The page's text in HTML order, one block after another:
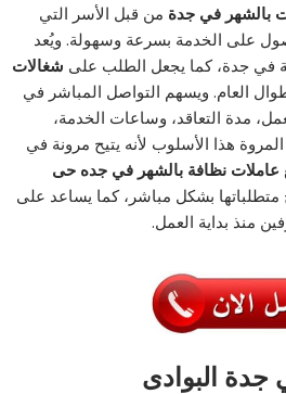
بالشهر في جدة من قبل الأسر التي
على الخدمة بسرعة وسهولة. ويُعد
في جدة، كما يجعل الطلب على شغالات
العام. ويسهم التواصل المباشر في
مدة التعاقد، وساعات الخدمة،
هذا الأسلوب لأنه يتيح مرونة في
عاملات نظافة بالشهر في جده حى
بشكل مباشر، كما يساعد على
منذ بداية العمل.
جدة البوادى